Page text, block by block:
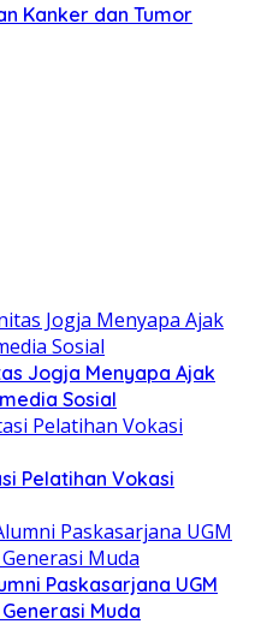
Kanker dan Tumor
Jogja Menyapa Ajak
Sosial
Pelatihan Vokasi
Paskasarjana UGM
Muda